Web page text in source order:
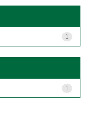
1
1